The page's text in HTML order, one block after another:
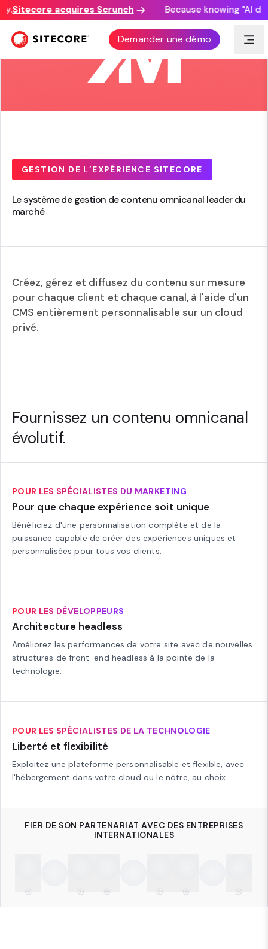
Sitecore acquires Scrunch Because knowing "AI
Demander une démo
GESTION DE L’EXPÉRIENCE SITECORE
Le système de gestion de contenu omnicanal leader du
marché
Créez, gérez et diffusez du contenu sur mesure
pour chaque client et chaque canal, à l'aide d'un
CMS entièrement personnalisable sur un cloud
privé.
Fournissez un contenu omnicanal
évolutif.
POUR LES SPÉCIALISTES DU MARKETING
Pour que chaque expérience soit unique
Bénéficiez d'une personnalisation complète et de la
puissance capable de créer des expériences uniques et
personnalisées pour tous vos clients.
POUR LES DÉVELOPPEURS
Architecture headless
Améliorez les performances de votre site avec de nouvelles
structures de front-end headless à la pointe de la
technologie.
POUR LES SPÉCIALISTES DE LA TECHNOLOGIE
Liberté et flexibilité
Exploitez une plateforme personnalisable et flexible, avec
l'hébergement dans votre cloud ou le nôtre, au choix.
FIER DE SON PARTENARIAT AVEC DES ENTREPRISES
INTERNATIONALES